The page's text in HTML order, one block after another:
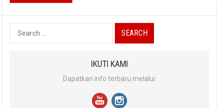
Search
for:
IKUTI KAMI
Dapatkan info terbaru melalui: